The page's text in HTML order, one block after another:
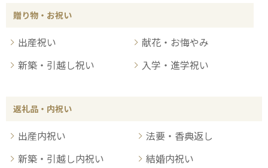
贈り物・お祝い
出産祝い
献花・お悔やみ
新築・引越し祝い
入学・進学祝い
返礼品・内祝い
出産内祝い
法要・香典返し
新築・引越し内祝い
結婚内祝い